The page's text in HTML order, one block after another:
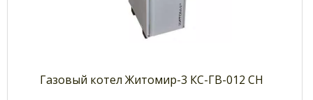
Газовый котел Житомир-3 КС-ГВ-012 СН